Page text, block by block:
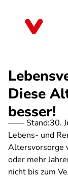
Diese
besser!
Stand:30.
Lebens- und
Altersvorsorge
oder mehr
nicht bis zum